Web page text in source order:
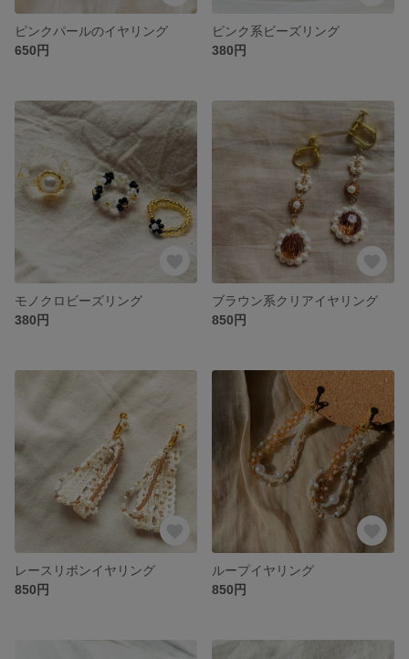
ピンクパールのイヤリング
650円
ピンク系ビーズリング
380円
モノクロビーズリング
380円
ブラウン系クリアイヤリング
850円
レースリボンイヤリング
850円
ループイヤリング
850円